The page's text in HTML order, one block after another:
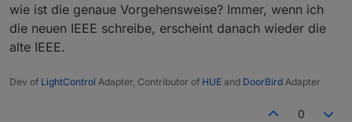
wie ist die genaue Vorgehensweise? Immer, wenn ich
die neuen IEEE schreibe, erscheint danach wieder die
alte IEEE.
Dev of LightControl Adapter, Contributor of HUE and DoorBird Adapter
0